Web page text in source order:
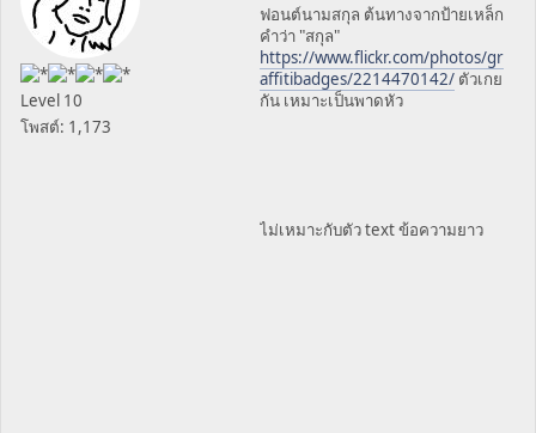
Level 10
โพสต์: 1,173
ฟอนต์นามสกุล ต้นทางจากป้ายเหล็ก
คำว่า "สกุล"
https://www.flickr.com/photos/gr
affitibadges/2214470142/ ตัวเกย
กัน เหมาะเป็นพาดหัว
ไม่เหมาะกับตัว text ข้อความยาว